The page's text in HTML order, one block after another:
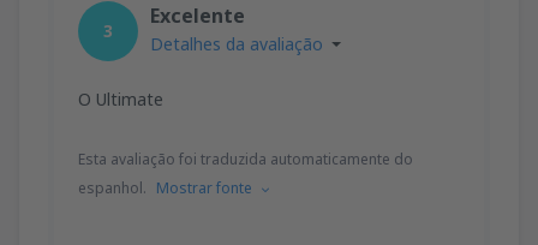
3
Excelente
Detalhes da avaliação
O Ultimate
Esta avaliação foi traduzida automaticamente do
espanhol. Mostrar fonte